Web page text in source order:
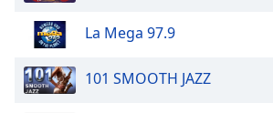
window.
Escape
cancel
La Mega 97.9
101 SMOOTH JAZZ